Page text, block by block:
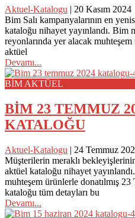
Aktuel-Katalogu | 20 Kasım 2024
Bim Salı kampanyalarının en
kataloğu nihayet yayınlandı. Bim
reyonlarında yer alacak
aktüel
Devamı...
BİM AKTÜEL
BİM 23 TEMMUZ
KATALOĞU
Aktuel-Katalogu | 24 Temmuz
Müşterilerin meraklı
aktüel kataloğu nihayet
muhteşem ürünlerle donatılmış
kataloğu tüm detayları bu
Devamı...